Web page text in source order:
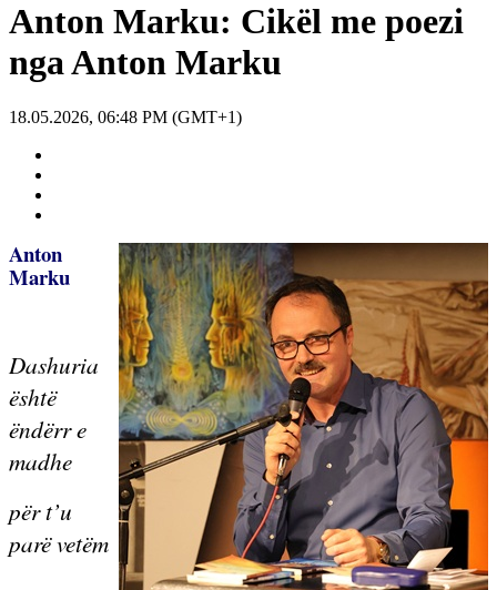
Anton Marku: Cikël me poezi
nga Anton Marku
18.05.2026, 06:48 PM (GMT+1)
Anton
Marku
Dashuria
është
ëndërr e
madhe
për t’u
parë vetëm